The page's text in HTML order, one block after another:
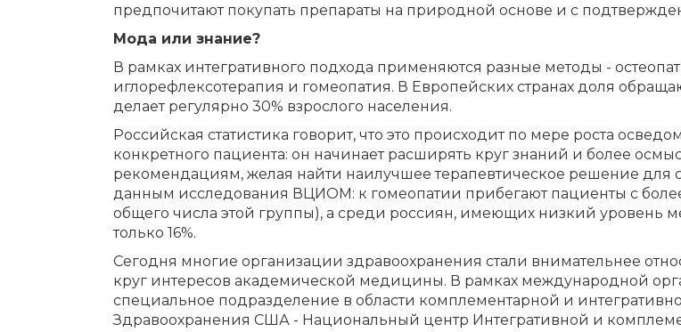
предпочитают покупать препараты на природной основе и с
Мода или знание?
В рамках интегративного подхода применяются разные методы -
иглорефлексотерапия и гомеопатия. В Европейских странах доля
делает регулярно 30% взрослого населения.
Российская статистика говорит, что это происходит по мере роста
конкретного пациента: он начинает расширять круг знаний и более
рекомендациям, желая найти наилучшее терапевтическое решение для
данным исследования ВЦИОМ: к гомеопатии прибегают пациенты с
общего числа этой группы), а среди россиян, имеющих низкий уровень
только 16%.
Сегодня многие организации здравоохранения стали внимательнее
круг интересов академической медицины. В рамках международной
специальное подразделение в области комплементарной и
Здравоохранения США - Национальный центр Интегративной и